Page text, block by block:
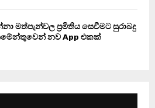
මත්පැන්වල ප්‍රමිතිය සෙවීමට සුරාබදු
නව App එකක්